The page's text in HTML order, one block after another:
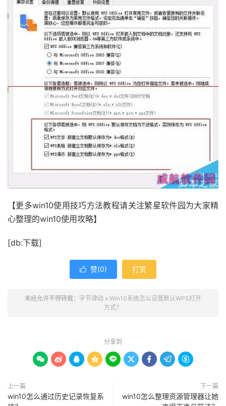
【更多win10使用技巧方法教程请关注繁星软件园为大家精
心整理的win10使用攻略】
[db:下载]
 赞(0) 打赏
未经允许不得转载： 字节律动 » Win10系统怎么设置默认WPS打开
方式？
分享到
        
上一篇
win10怎么通过历史记录恢复系
下一篇
win10怎么整理资源管理器让她